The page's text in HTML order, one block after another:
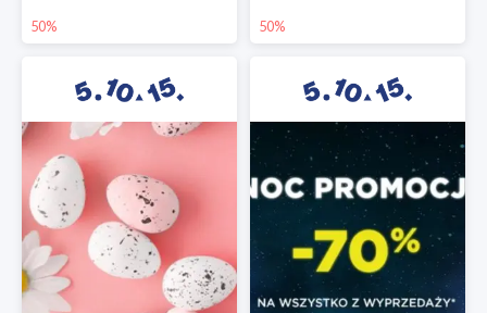
50% 50%